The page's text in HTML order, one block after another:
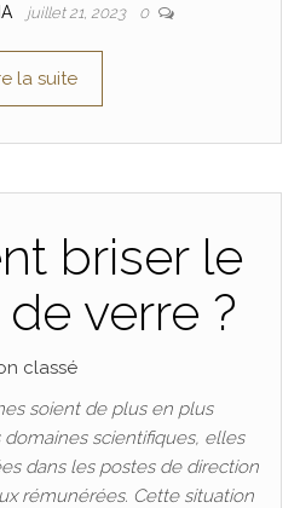
juillet 21, 2023 0
la suite
briser le
verre ?
classé
soient de plus en plus
scientifiques, elles
dans les postes de direction
rémunérées. Cette situation